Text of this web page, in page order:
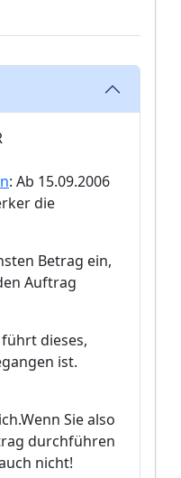
: Ab 15.09.2006
die
Betrag ein,
Auftrag
dieses,
ist.
Sie also
durchführen
nicht!